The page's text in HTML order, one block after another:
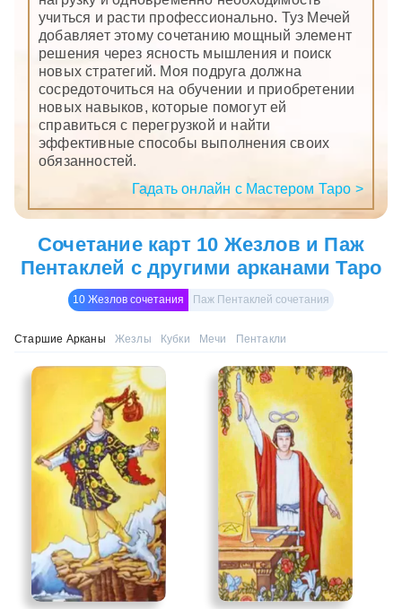
учиться и расти профессионально. Туз Мечей
добавляет этому сочетанию мощный элемент
решения через ясность мышления и поиск
новых стратегий. Моя подруга должна
сосредоточиться на обучении и приобретении
новых навыков, которые помогут ей
справиться с перегрузкой и найти
эффективные способы выполнения своих
обязанностей.
Гадать онлайн с Мастером Таро >
Сочетание карт 10 Жезлов и Паж
Пентаклей с другими арканами Таро
10 Жезлов сочетания Паж Пентаклей сочетания
Старшие Арканы Жезлы Кубки Мечи Пентакли